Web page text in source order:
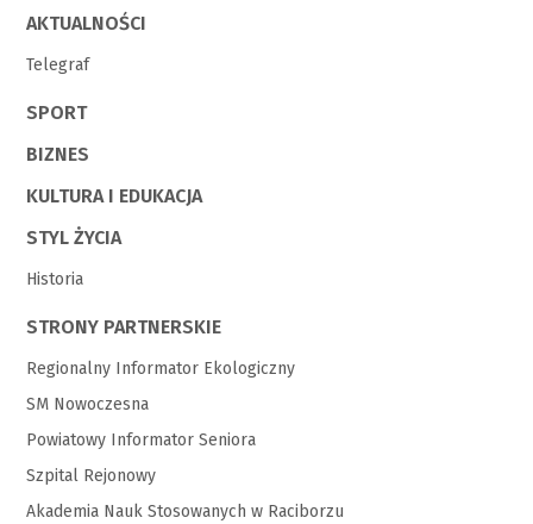
AKTUALNOŚCI
Telegraf
SPORT
BIZNES
KULTURA I EDUKACJA
STYL ŻYCIA
Historia
STRONY PARTNERSKIE
Regionalny Informator Ekologiczny
SM Nowoczesna
Powiatowy Informator Seniora
Szpital Rejonowy
Akademia Nauk Stosowanych w Raciborzu